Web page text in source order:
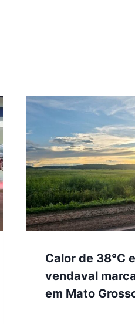
Calor de 38°C
vendaval
em Mato